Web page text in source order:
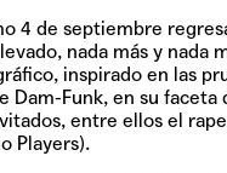
4 de septiembre
nada más y nada
inspirado en las
Dam-Funk, en su
entre ellos el
Players).